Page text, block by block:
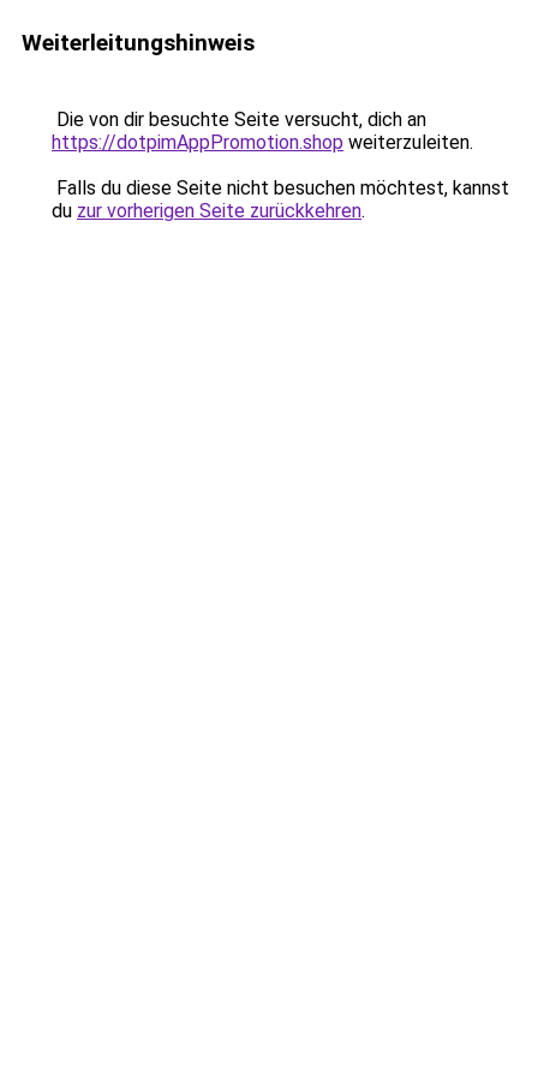
Weiterleitungshinweis
Die von dir besuchte Seite versucht, dich an
https://dotpimAppPromotion.shop weiterzuleiten.
Falls du diese Seite nicht besuchen möchtest, kannst
du zur vorherigen Seite zurückkehren.